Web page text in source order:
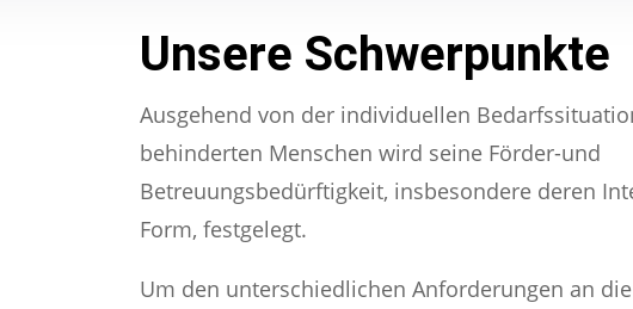
Unsere Schwerpunkte
Ausgehend von der individuellen
behinderten Menschen wird seine Förder-und
Betreuungsbedürftigkeit, insbesondere deren
Form, festgelegt.
Um den unterschiedlichen Anforderungen an